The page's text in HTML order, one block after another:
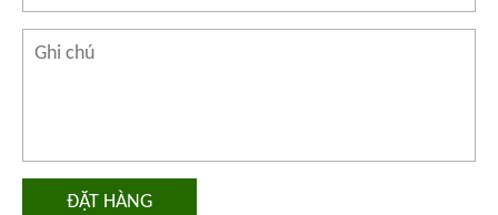
ĐẶT HÀNG